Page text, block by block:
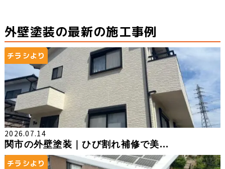
外壁塗装の最新の施工事例
チラシより
2026.07.14
関市の外壁塗装｜ひび割れ補修で美...
チラシより